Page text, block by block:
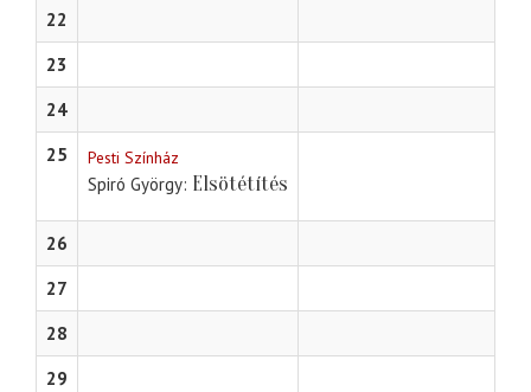
22
23
24
25
Pesti Színház
Spiró György Elsötétítés
26
27
28
29